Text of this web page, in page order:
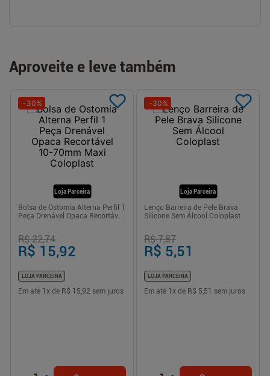
Aproveite e leve também
Loja Parceira
-30%
Bolsa de Ostomia Alterna Perfil 1
Peça Drenável Opaca Recortável
R$ 22,74
R$ 15,92
LOJA PARCEIRA
Em até 1 x de R$ 15,92 sem juros
Loja Parceira
-30%
Lenço Barreira de Pele Brava
Silicone Sem Álcool Coloplast
R$ 7,87
R$ 5,51
LOJA PARCEIRA
Em até 1 x de R$ 5,51 sem juros